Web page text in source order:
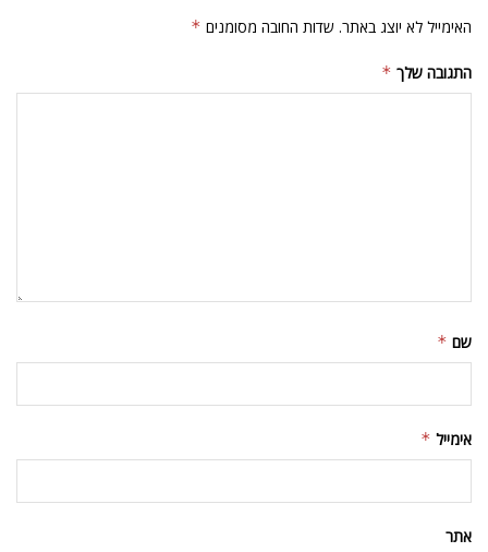
האימייל לא יוצג באתר. שדות החובה מסומנים *
התגובה שלך *
שם *
אימייל *
אתר